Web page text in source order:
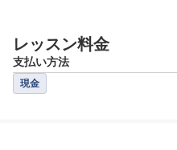
レッスン料金
支払い方法
現金